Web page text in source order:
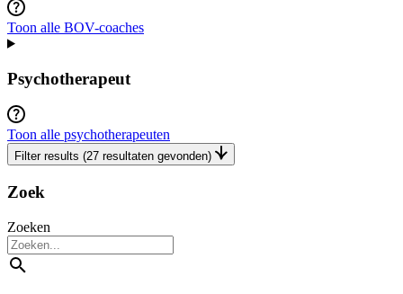
Toon alle BOV-coaches
Psychotherapeut
Toon alle psychotherapeuten
Filter results (27 resultaten gevonden)
Zoek
Zoeken